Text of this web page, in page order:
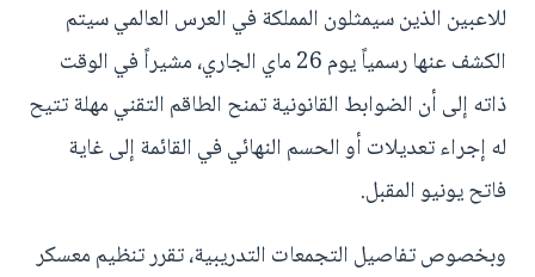
للاعبين الذين سيمثلون المملكة في العرس العالمي سيتم
الكشف عنها رسمياً يوم 26 ماي الجاري، مشيراً في الوقت
ذاته إلى أن الضوابط القانونية تمنح الطاقم التقني مهلة تتيح
له إجراء تعديلات أو الحسم النهائي في القائمة إلى غاية
فاتح يونيو المقبل.
وبخصوص تفاصيل التجمعات التدريبية، تقرر تنظيم معسكر